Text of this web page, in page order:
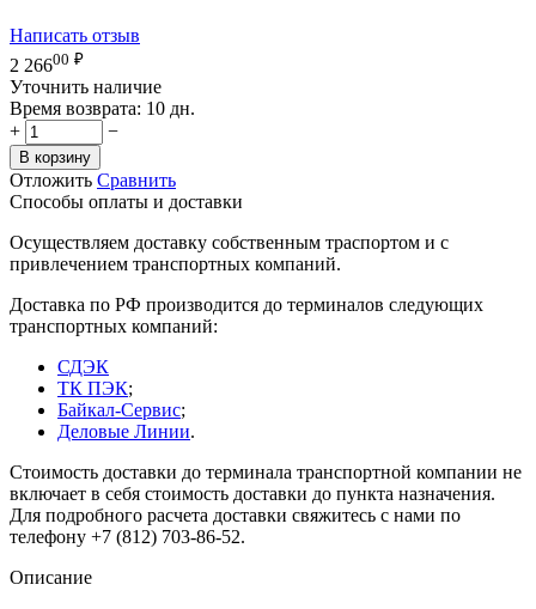
Написать отзыв
2 26600 ₽
Уточнить наличие
Время возврата: 10 дн.
+
−
В корзину
Отложить Сравнить
Способы оплаты и доставки
Осуществляем доставку собственным траспортом и с
привлечением транспортных компаний.
Доставка по РФ производится до терминалов следующих
транспортных компаний:
СДЭК
ТК ПЭК;
Байкал-Сервис;
Деловые Линии.
Стоимость доставки до терминала транспортной компании не
включает в себя стоимость доставки до пункта назначения.
Для подробного расчета доставки свяжитесь с нами по
телефону +7 (812) 703-86-52.
Описание